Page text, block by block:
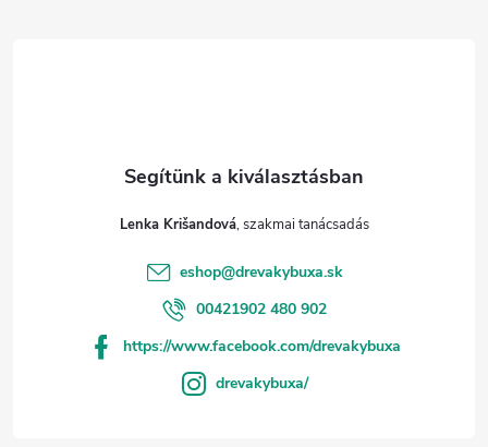
Lenka Krišandová
eshop@drevakybuxa.sk
00421902 480 902
https://www.facebook.com/drevakybuxa
drevakybuxa/